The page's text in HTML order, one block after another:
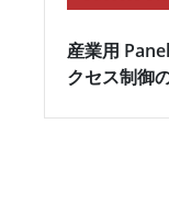
産業用
クセス制御